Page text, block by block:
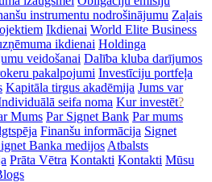
instrumentu nodrošinājumu Zaļais
Ikdienai World Elite Business
ikdienai Holdinga
veidošanai Dalība kluba darījumos
pakalpojumi Investīciju portfeļa
Kapitāla tirgus akadēmija Jums var
seifa noma Kur investēt?
Mums Par Signet Bank Par mums
Finanšu informācija Signet
Banka medijos Atbalsts
Prāta Vētra Kontakti Kontakti Mūsu